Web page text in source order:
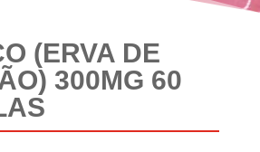
(ERVA DE
300MG 60